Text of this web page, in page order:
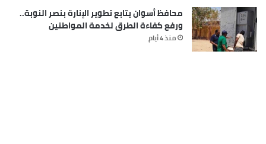
محافظ أسوان يتابع تطوير الإنارة بنصر النوبة..
ورفع كفاءة الطرق لخدمة المواطنين
منذ 4 أيام